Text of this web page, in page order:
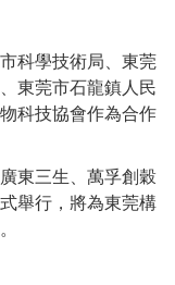
科學技術局、東莞
東莞市石龍鎮人民
科技協會作為合作
東三生、萬孚創穀
舉行，將為東莞構